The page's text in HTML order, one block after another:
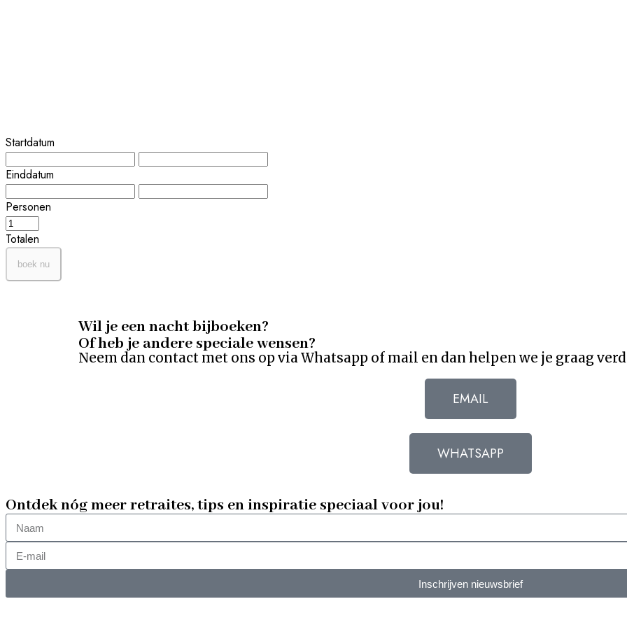
Startdatum
Einddatum
Personen
Totalen
boek nu
Wil je een nacht bijboeken?
Of heb je andere speciale wensen?
Neem dan contact met ons op via Whatsapp of mail en dan helpen we je graag
EMAIL
WHATSAPP
Ontdek nóg meer retraites, tips en inspiratie speciaal voor jou!
Inschrijven nieuwsbrief